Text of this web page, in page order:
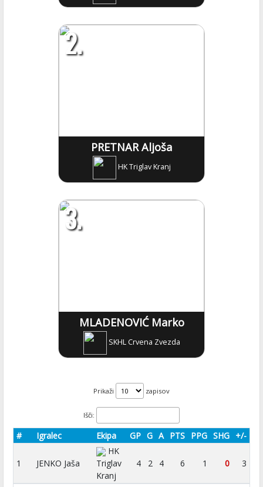
2.
PRETNAR Aljoša
HK Triglav Kranj
3.
MLADENOVIĆ Marko
SKHL Crvena Zvezda
Prikaži zapisov
Išči:
# Igralec Ekipa GP G A PTS PPG SHG +/-
1 JENKO Jaša
HK
Triglav
Kranj
4 2 4 6 1 0 3